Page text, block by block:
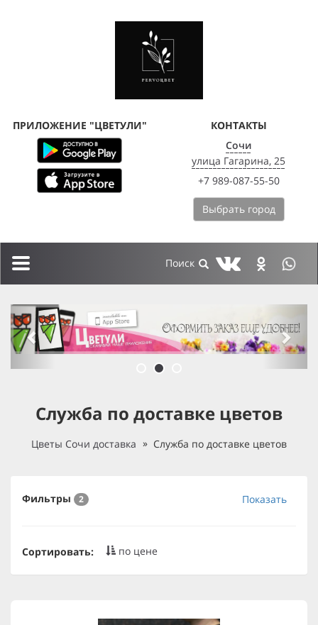
ПРИЛОЖЕНИЕ "ЦВЕТУЛИ"
КОНТАКТЫ
Сочи
улица Гагарина, 25
+7 989-087-55-50
Выбрать город
Toggle
previous
Служба по доставке цветов
Цветы Сочи доставка Служба по доставке цветов
Фильтры 2 Показать
Сортировать: по цене